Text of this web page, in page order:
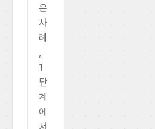
은
사
례
,
1
단
계
에